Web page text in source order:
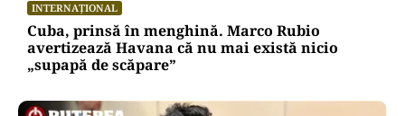
INTERNAȚIONAL
Cuba, prinsă în menghină. Marco Rubio
avertizează Havana că nu mai există nicio
„supapă de scăpare”